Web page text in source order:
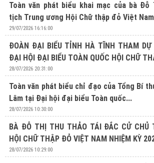
Toàn văn phát biểu khai mạc của bà Đỗ
tịch Trung ương Hội Chữ thập đỏ Việt
29/07/2026 16:16:00
ĐOÀN ĐẠI BIỂU TỈNH HÀ TĨNH THAM DỰ
ĐẠI HỘI ĐẠI BIỂU TOÀN QUỐC HỘI CHỮ
28/07/2026 20:31:00
Toàn văn phát biểu chỉ đạo của Tổng Bí
Lâm tại Đại hội đại biểu Toàn quốc...
28/07/2026 10:30:00
BÀ ĐỖ THỊ THU THẢO TÁI ĐẮC CỬ CHỦ
HỘI CHỮ THẬP ĐỎ VIỆT NAM NHIỆM KỲ
28/07/2026 10:29:00